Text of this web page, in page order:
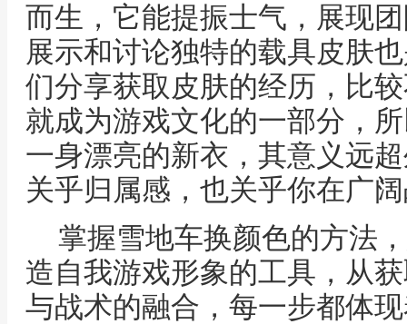
而生，它能提振士气，展现
展示和讨论独特的载具皮肤
们分享获取皮肤的经历，比
就成为游戏文化的一部分，
一身漂亮的新衣，其意义远
关乎归属感，也关乎你在广
掌握雪地车换颜色的方法
造自我游戏形象的工具，从
与战术的融合，每一步都体